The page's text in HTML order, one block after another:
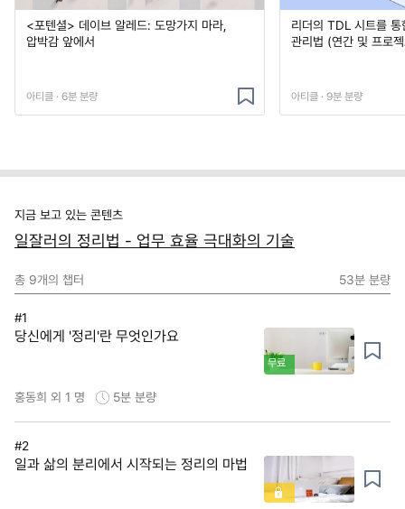
<포텐셜> 데이브 알레드: 도망가지 마라,
압박감 앞에서
아티클 · 6분 분량
리더의 TDL 시트를
관리법 (연간 및 프로
아티클 · 9분 분량
지금 보고 있는 콘텐츠
일잘러의 정리법 - 업무 효율 극대화의 기술
총 9개의 챕터 53분 분량
#1
당신에게 '정리'란 무엇인가요
무료
홍동희 외 1 명 5분 분량
#2
일과 삶의 분리에서 시작되는 정리의 마법